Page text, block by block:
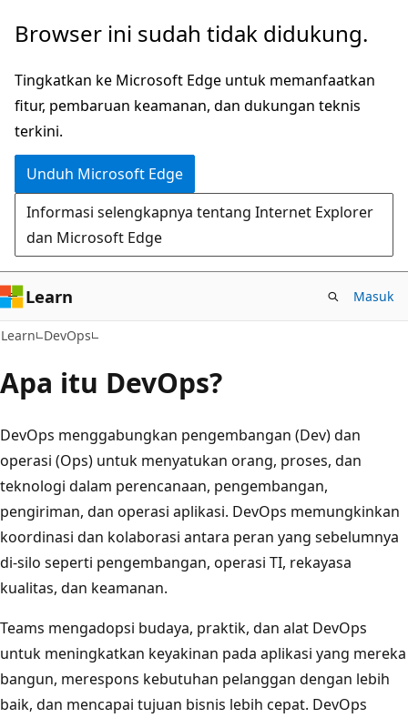
Lompati
konten
utama
Browser ini sudah tidak didukung.
Tingkatkan ke Microsoft Edge untuk memanfaatkan
fitur, pembaruan keamanan, dan dukungan teknis
terkini.
Unduh Microsoft Edge
Informasi selengkapnya tentang Internet Explorer
dan Microsoft Edge
Learn Masuk
Learn DevOps
Apa itu DevOps?
DevOps menggabungkan pengembangan (Dev) dan
operasi (Ops) untuk menyatukan orang, proses, dan
teknologi dalam perencanaan, pengembangan,
pengiriman, dan operasi aplikasi. DevOps memungkinkan
koordinasi dan kolaborasi antara peran yang sebelumnya
di-silo seperti pengembangan, operasi TI, rekayasa
kualitas, dan keamanan.
Teams mengadopsi budaya, praktik, dan alat DevOps
untuk meningkatkan keyakinan pada aplikasi yang mereka
bangun, merespons kebutuhan pelanggan dengan lebih
baik, dan mencapai tujuan bisnis lebih cepat. DevOps